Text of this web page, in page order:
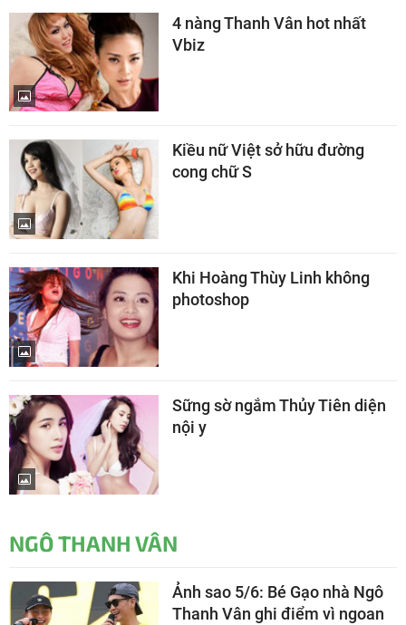
4 nàng Thanh Vân hot nhất
Vbiz
Kiều nữ Việt sở hữu đường
cong chữ S
Khi Hoàng Thùy Linh không
photoshop
Sững sờ ngắm Thủy Tiên diện
nội y
NGÔ THANH VÂN
Ảnh sao 5/6: Bé Gạo nhà Ngô
Thanh Vân ghi điểm vì ngoan